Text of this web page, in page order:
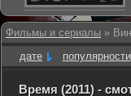
Фильмы и сериалы »
дате
популярности
Время (2011) -